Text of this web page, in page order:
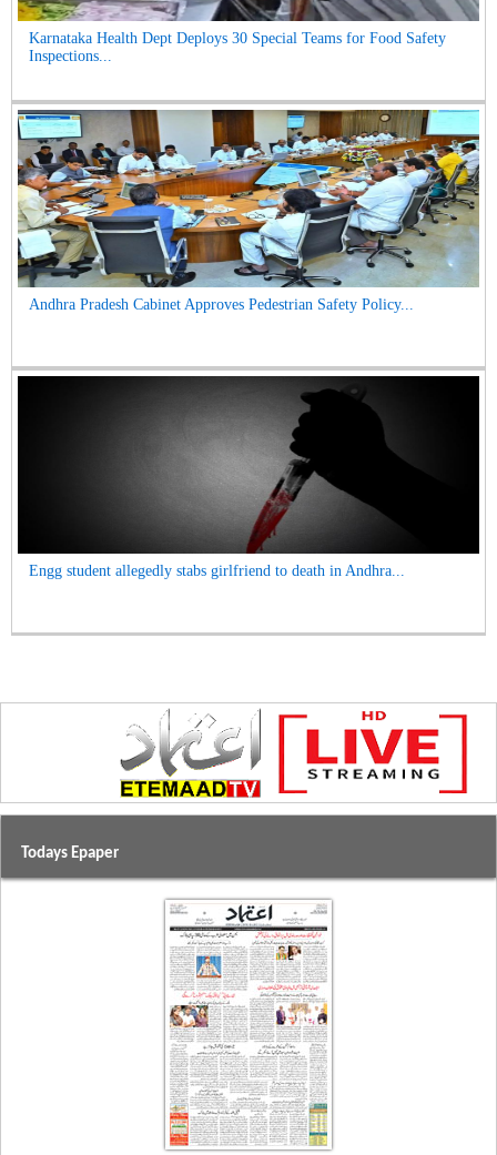
Karnataka Health Dept Deploys 30 Special Teams for Food Safety
Inspections...
Andhra Pradesh Cabinet Approves Pedestrian Safety Policy...
Engg student allegedly stabs girlfriend to death in Andhra...
Todays Epaper